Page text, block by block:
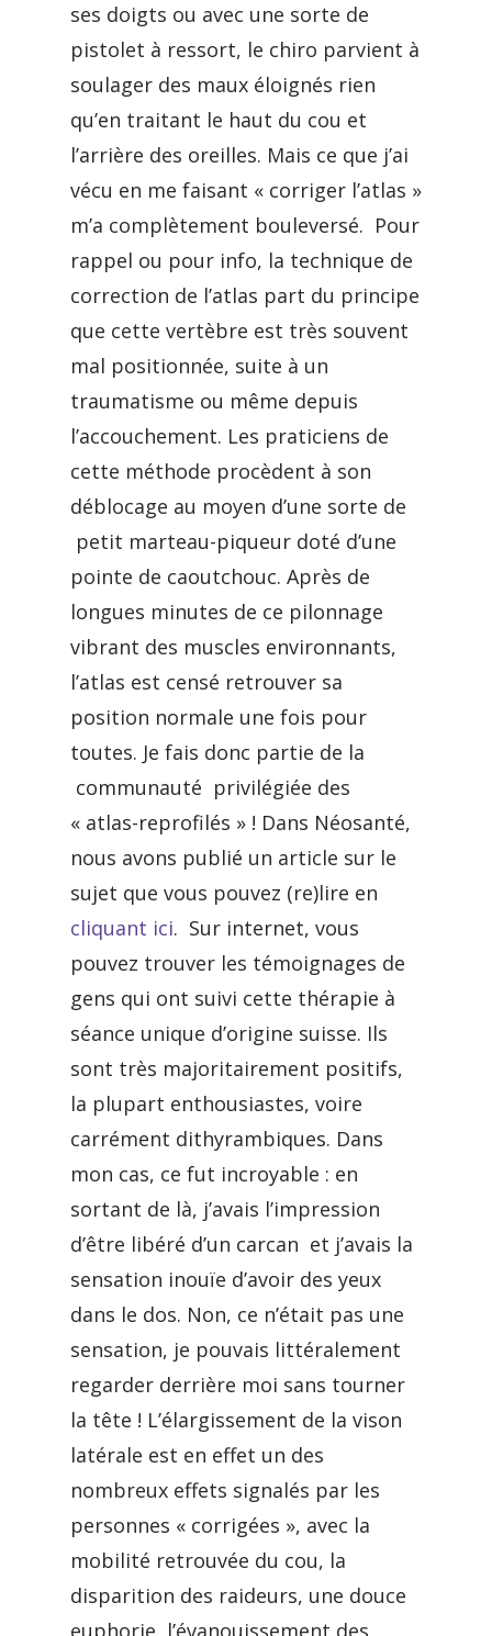
ses doigts ou avec une sorte de
pistolet à ressort, le chiro parvient à
soulager des maux éloignés rien
qu’en traitant le haut du cou et
l’arrière des oreilles. Mais ce que j’ai
vécu en me faisant « corriger l’atlas »
m’a complètement bouleversé. Pour
rappel ou pour info, la technique de
correction de l’atlas part du principe
que cette vertèbre est très souvent
mal positionnée, suite à un
traumatisme ou même depuis
l’accouchement. Les praticiens de
cette méthode procèdent à son
déblocage au moyen d’une sorte de
petit marteau-piqueur doté d’une
pointe de caoutchouc. Après de
longues minutes de ce pilonnage
vibrant des muscles environnants,
l’atlas est censé retrouver sa
position normale une fois pour
toutes. Je fais donc partie de la
communauté privilégiée des
« atlas-reprofilés » ! Dans Néosanté,
nous avons publié un article sur le
sujet que vous pouvez (re)lire en
cliquant ici. Sur internet, vous
pouvez trouver les témoignages de
gens qui ont suivi cette thérapie à
séance unique d’origine suisse. Ils
sont très majoritairement positifs,
la plupart enthousiastes, voire
carrément dithyrambiques. Dans
mon cas, ce fut incroyable : en
sortant de là, j’avais l’impression
d’être libéré d’un carcan et j’avais la
sensation inouïe d’avoir des yeux
dans le dos. Non, ce n’était pas une
sensation, je pouvais littéralement
regarder derrière moi sans tourner
la tête ! L’élargissement de la vison
latérale est en effet un des
nombreux effets signalés par les
personnes « corrigées », avec la
mobilité retrouvée du cou, la
disparition des raideurs, une douce
euphorie, l’évanouissement des